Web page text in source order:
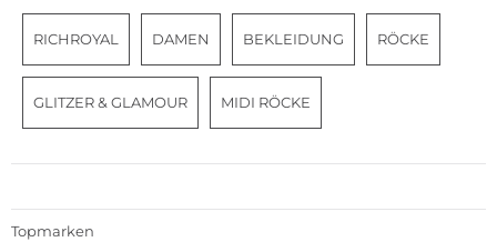
RICHROYAL DAMEN BEKLEIDUNG RÖCKE
GLITZER & GLAMOUR MIDI RÖCKE
Topmarken